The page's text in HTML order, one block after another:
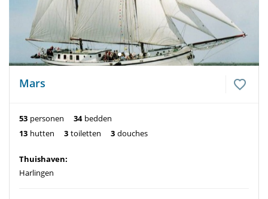
Mars
53 personen 34 bedden
13 hutten 3 toiletten 3 douches
Thuishaven:
Harlingen